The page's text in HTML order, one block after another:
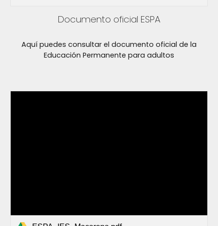
Documento oficial ESPA
Aquí puedes consultar el documento oficial de la
Educación Permanente para adultos